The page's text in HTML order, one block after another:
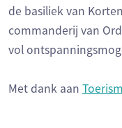
de basiliek van
commanderij van
vol
Met dank aan